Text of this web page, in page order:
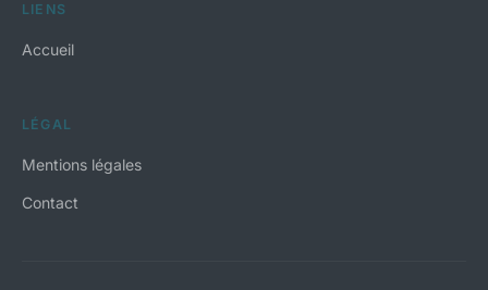
LIENS
Accueil
LÉGAL
Mentions légales
Contact